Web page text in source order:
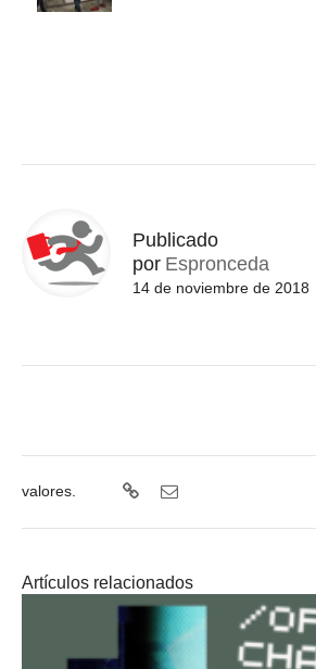
Publicado
por Espronceda
14 de noviembre de 2018
valores.
Artículos relacionados